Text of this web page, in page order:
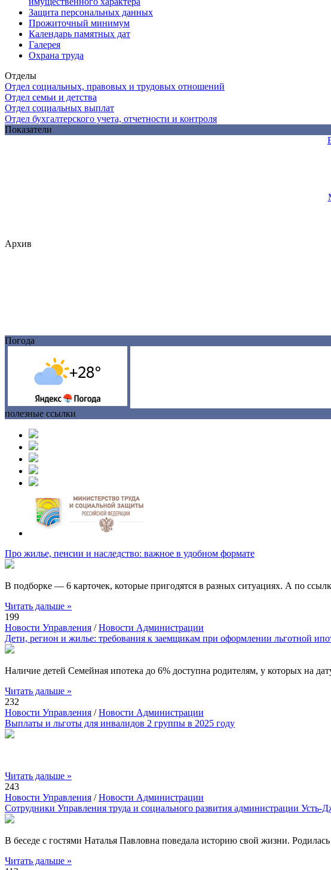
Защита персональных данных
Прожиточный минимум
Календарь памятных дат
Галерея
Охрана труда
Отделы
Отдел социальных, правовых и трудовых отношений
Отдел семьи и детства
Отдел социальных выплат
Отдел бухгалтерского учета, отчетности и контроля
Показатели
Архив
Погода
полезные ссылки
Про жилье, пенсии и наследство: важное в удобном формате
В подборке — 6 карточек, которые пригодятся в разных ситуациях. А по
Читать дальше »
199
Новости Управления /Новости Администрации
Дети, регион и жилье: требования к заемщикам при оформлении льготной
Наличие детей Семейная ипотека до 6% доступна родителям, у которых на
Читать дальше »
232
Новости Управления /Новости Администрации
Выплаты и льготы для инвалидов 2 группы в 2025 году
Читать дальше »
243
Новости Управления /Новости Администрации
Сотрудники Управления труда и социального развития администрации
В беседе с гостями Наталья Павловна поведала историю свой жизни.
Читать дальше »